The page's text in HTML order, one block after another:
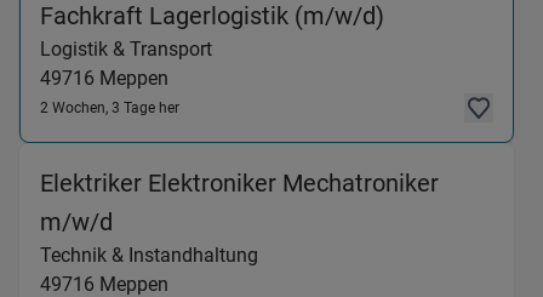
Fachkraft Lagerlogistik (m/w/d)
Logistik & Transport
49716 Meppen
2 Wochen, 3 Tage her
Elektriker Elektroniker Mechatroniker
m/w/d
Technik & Instandhaltung
49716 Meppen